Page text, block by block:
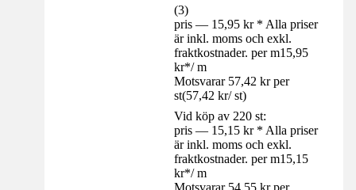
(3)
pris — 15,95 kr * Alla priser
är inkl. moms och exkl.
fraktkostnader. per m15,95
kr*/ m
Motsvarar 57,42 kr per
st(57,42 kr/ st)
Vid köp av 220 st:
pris — 15,15 kr * Alla priser
är inkl. moms och exkl.
fraktkostnader. per m15,15
kr*/ m